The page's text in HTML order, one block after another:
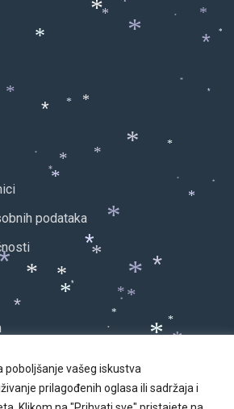
poboljšanje vašeg iskustva
prilagođenih oglasa ili sadržaja i
podataka
*
*
*
*
*
*
*
*
*
*
*
*
*
*
* *
*
*
*
*
*
*
*
*
*
*
*
*
*
*
*
*
*
*
*
*
*
*
*
*
*
*
*
*
*